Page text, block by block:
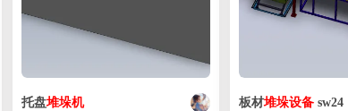
托盘堆垛机 板材堆垛设备sw24